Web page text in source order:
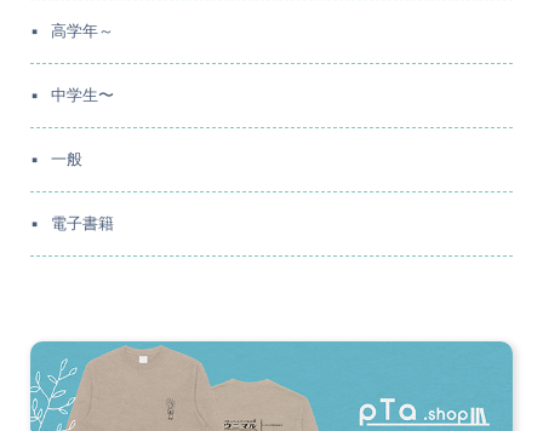
高学年～
中学生〜
一般
電子書籍